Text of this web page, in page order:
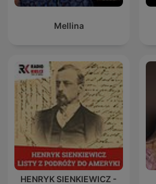
Mellina
HENRYK SIENKIEWICZ -